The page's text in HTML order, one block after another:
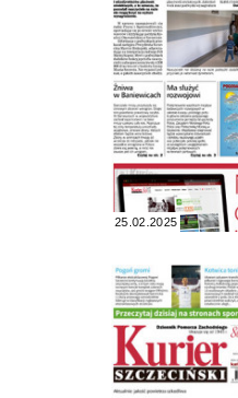
25.02.2025